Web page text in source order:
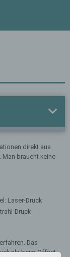
direkt aus
braucht keine
Laser-Druck
Druck
Das
als beim Offset-